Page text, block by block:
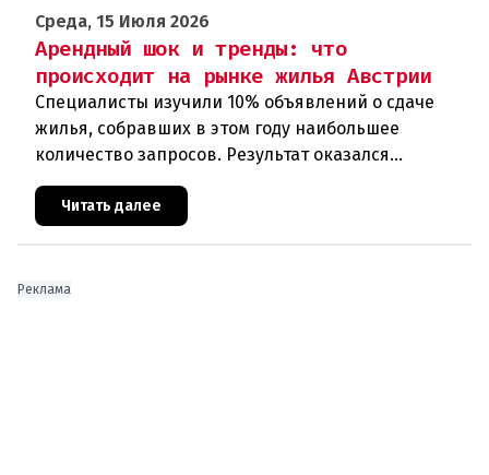
Среда, 15 Июля 2026
Арендный шок и тренды: что
происходит на рынке жилья Австрии
Специалисты изучили 10% объявлений о сдаче
жилья, собравших в этом году наибольшее
количество запросов. Результат оказался
востребованная квартира теперь обхо
Читать далее
Реклама